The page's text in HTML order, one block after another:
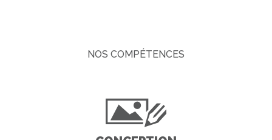
NOS COMPÉTENCES